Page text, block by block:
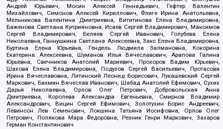
Андрей Юрьевич, Мосин Алексей Геннадьевич, Гефтер Валентин
Михайлович, Симонов Алексей Кириллович, Флиге Ирина Анатольевна,
Мельникова Валентина Дмитриевна, Вититинова Елена Владимировна,
Баженова Светлана Куприяновна, Исаев Сергей Владимирович, Максимов
Сергей Владимирович, Беляев Сергей Иванович, Голубева Елена
Николаевна, Ганнушкина Светлана Алексеевна, Закс Елена Владимировна,
Буртина Елена Юрьевна, Гендель Людмила Залмановна, Кокорина
Екатерина Алексеевна, Шуманов Илья Вячеславович, Арапова Галина
Юрьевна, Свечников Анатолий Мариевич, Прохоров Вадим Юрьевич,
Шахова Елена Владимировна, Подузов Сергей Васильевич, Протасова
Ирина Вячеславовна, Литинский Леонид Борисович, Лукашевский Сергей
Маркович, Бахмин Вячеслав Иванович, Шабад Анатолий Ефимович, Сухих
Дарья Николаевна, Орлов Олег Петрович, Добровольская Анна
Дмитриевна, Королева Александра Евгеньевна, Смирнов Владимир
Александрович, Вицин Сергей Ефимович, Золотухин Борис Андреевич,
Левинсон Лев Семенович, Локшина Татьяна Иосифовна, Орлов Олег
Петрович, Полякова Мара Федоровна, Резник Генри Маркович, Захаров
Герман Константинович